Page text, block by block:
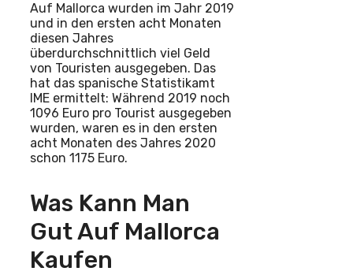
Auf Mallorca wurden im Jahr 2019
und in den ersten acht Monaten
diesen Jahres
überdurchschnittlich viel Geld
von Touristen ausgegeben. Das
hat das spanische Statistikamt
IME ermittelt: Während 2019 noch
1096 Euro pro Tourist ausgegeben
wurden, waren es in den ersten
acht Monaten des Jahres 2020
schon 1175 Euro.
Was Kann Man
Gut Auf Mallorca
Kaufen